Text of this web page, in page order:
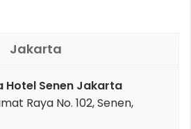
Jakarta
Hotel Senen Jakarta
Raya No. 102, Senen,